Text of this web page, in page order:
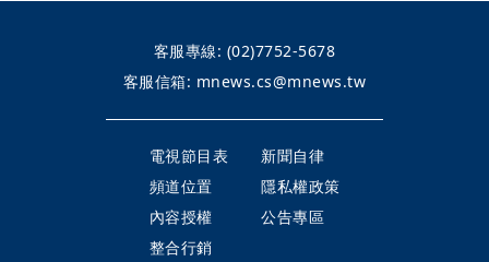
客服專線: (02)7752-5678
客服信箱: mnews.cs@mnews.tw
電視節目表
新聞自律
頻道位置
隱私權政策
內容授權
公告專區
整合行銷